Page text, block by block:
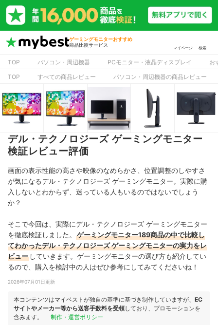
ゲーミングモニターおすすめ
商品比較サービス
マイページ 検索
TOP パソコン・周辺機器 PCモニター・液晶ディスプレイ
お
TOP
すべての商品レビュー パソコン・周辺機器の商品レビュー
デル・テクノロジーズ ゲーミングモニター
検証レビュー評価
画面の表示性能の高さや映像のなめらかさ、位置調整のしやすさ
が気になるデル・テクノロジーズ ゲーミングモニター。実際に購
入しないとわからず、迷っている人もいるのではないでしょう
か？
そこで今回は、実際にデル・テクノロジーズ ゲーミングモニター
を徹底検証しました。
ゲーミングモニター189商品の中で比較し
てわかったデル・テクノロジーズ ゲーミングモニターの実力をレ
ビュー していきます。ゲーミングモニターの選び方も紹介してい
るので、購入を検討中の人はぜひ参考にしてみてくださいね！
2026年07月01日更新
本コンテンツはマイベストが独自の基準に基づき制作していますが、 EC
サイトやメーカー等から送客手数料を受領しており、プロモーションを
含みます。
制作・運営ポリシー